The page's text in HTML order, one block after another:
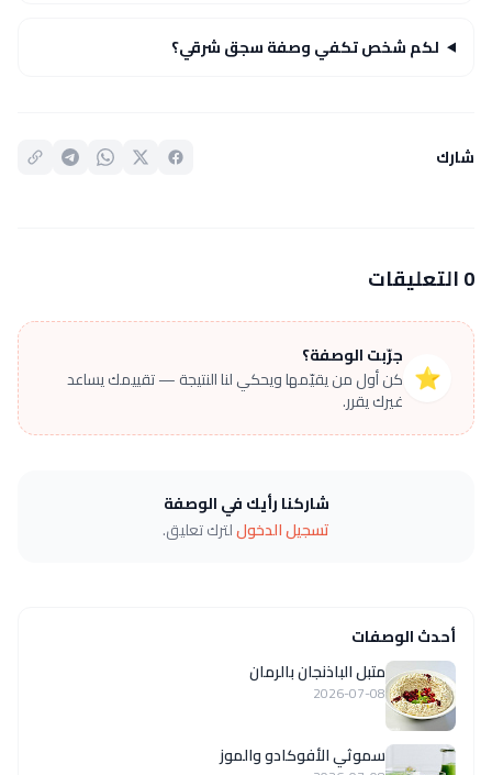
لكم شخص تكفي وصفة سجق شرقي؟
شارك
0 التعليقات
⭐
جرّبت الوصفة؟
كن أول من يقيّمها ويحكي لنا النتيجة — تقييمك يساعد
غيرك يقرر.
شاركنا رأيك في الوصفة
تسجيل الدخوللترك تعليق.
أحدث الوصفات
متبل الباذنجان بالرمان
2026-07-08
سموثي الأفوكادو والموز